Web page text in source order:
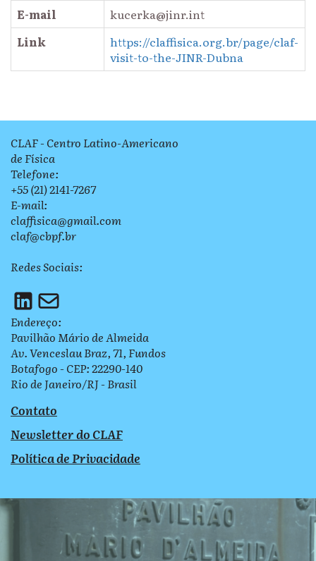
E-mail
kucerka@jinr.int
Link
https://claffisica.org.br/page/claf-
visit-to-the-JINR-Dubna
CLAF - Centro Latino-Americano
de Física
Telefone:
+55 (21) 2141-7267
E-mail:
claffisica@gmail.com
claf@cbpf.br
Redes Sociais:
Endereço:
Pavilhão Mário de Almeida
Av. Venceslau Braz, 71, Fundos
Botafogo - CEP: 22290-140
Rio de Janeiro/RJ - Brasil
Contato
Newsletter do CLAF
Política de Privacidade